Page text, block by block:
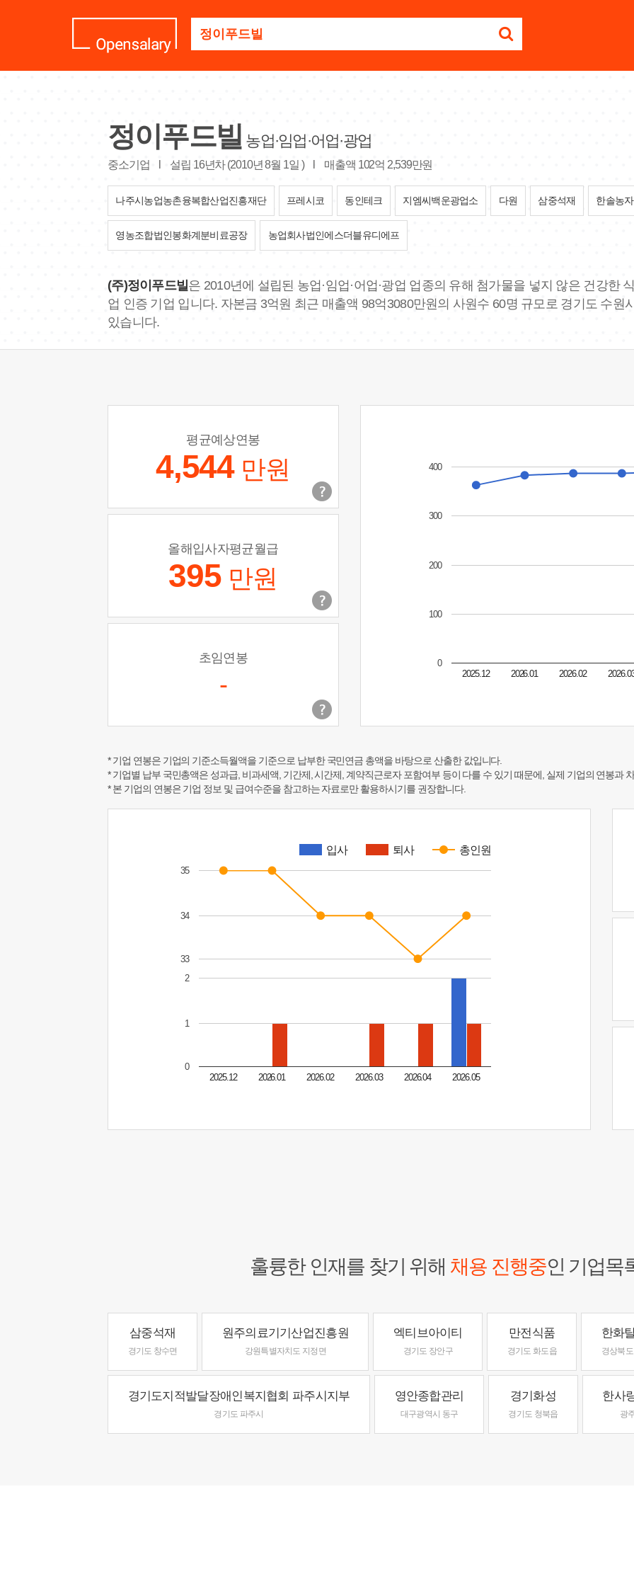
명
요
정이푸드빌 농업·임업·어업·광업
중소기업 설립 16년차 (2010년 8월 1일 ) 매출액 102억 2,539만원
나주시농업농촌융복합산업진흥재단 프레시코 동인테크 지엠씨백운광업소 다원 삼중석재 한솔농
영농조합법인봉화계분비료공장 농업회사법인에스더블유디에프
(주)정이푸드빌 은 2010년에 설립된 농업·임업·어업·광업 업종의 유해 첨가물을 넣지 않은 건강한
업 인증 기업 입니다. 자본금 3억원 최근 매출액 98억3080만원의 사원수 60명 규모로 경기도 수원
있습니다.
평균예상연봉
4,544 만원
올해입사자평균월급
395 만원
초임연봉
- 2025.12 2026.01 2026.02
0
100
200
300
400
* 기업 연봉은 기업의 기준소득월액을 기준으로 납부한 국민연금 총액을 바탕으로 산출한 값입니다.
* 기업별 납부 국민총액은 성과급, 비과세액, 기간제, 시간제, 계약직근로자 포함여부 등이 다를 수 있기 때문에, 실제 기업의 연봉과
* 본 기업의 연봉은 기업 정보 및 급여수준을 참고하는 자료로만 활용하시기를 권장합니다.
입사 퇴사 총인원
2025.12 2026.01 2026.02 2026.03 2026.04 2026.05
0
1
2
33
34
35
훌륭한 인재를 찾기 위해 채용 진행중인 기업목
삼중석재
경기도 창수면
원주의료기기산업진흥원
강원특별자치도 지정면
엑티브아이티
경기도 장안구
만전식품
경기도 화도읍
한화
경상북
경기도지적발달장애인복지협회 파주시지부
경기도 파주시
영안종합관리
대구광역시 동구
경기화성
경기도 청북읍
한사
광